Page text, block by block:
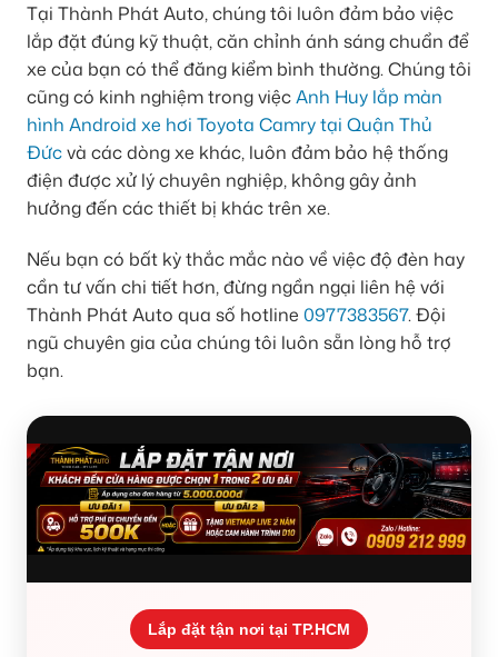
Tại Thành Phát Auto, chúng tôi luôn đảm bảo việc
lắp đặt đúng kỹ thuật, căn chỉnh ánh sáng chuẩn để
xe của bạn có thể đăng kiểm bình thường. Chúng tôi
cũng có kinh nghiệm trong việcAnh Huy lắp màn
hình Android xe hơi Toyota Camry tại Quận Thủ
Đứcvà các dòng xe khác, luôn đảm bảo hệ thống
điện được xử lý chuyên nghiệp, không gây ảnh
hưởng đến các thiết bị khác trên xe.
Nếu bạn có bất kỳ thắc mắc nào về việc độ đèn hay
cần tư vấn chi tiết hơn, đừng ngần ngại liên hệ với
Thành Phát Auto qua số hotline 0977383567. Đội
ngũ chuyên gia của chúng tôi luôn sẵn lòng hỗ trợ
bạn.
Lắp đặt tận nơi tại TP.HCM